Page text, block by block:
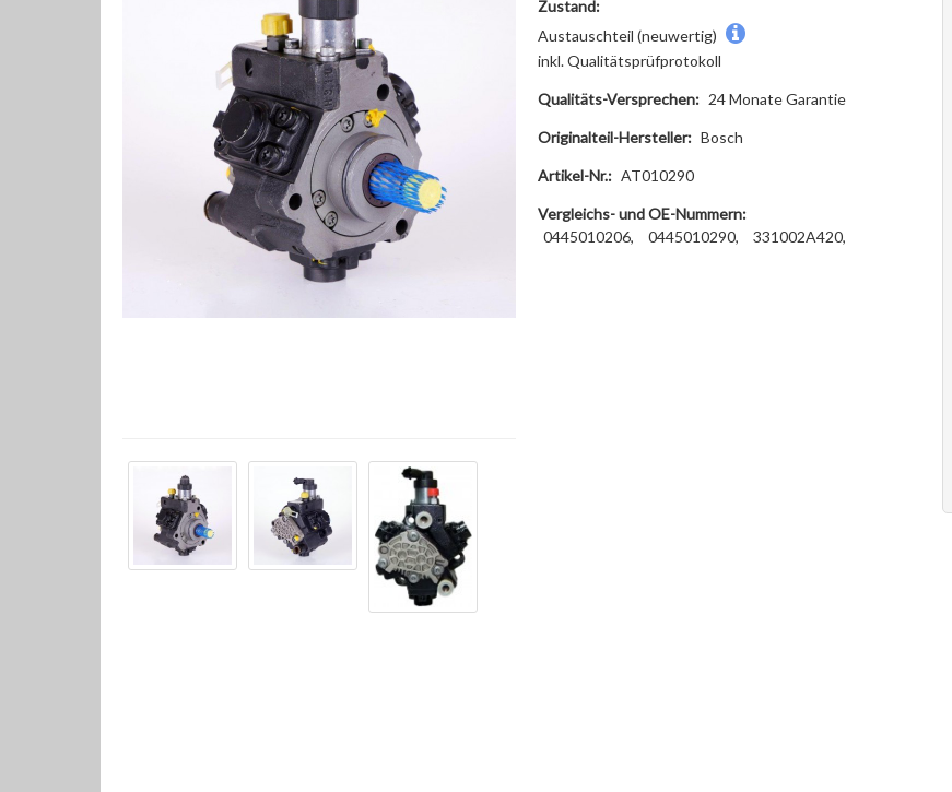
Zustand:
Austauschteil (neuwertig)
inkl. Qualitätsprüfprotokoll
Qualitäts-Versprechen: 24 Monate Garantie
Originalteil-Hersteller: Bosch
Artikel-Nr.: AT010290
Vergleichs- und OE-Nummern:
0445010206,
0445010290, 331002A420,